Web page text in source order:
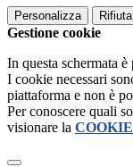
Personalizza
Gestione cookie
In questa schermata
I cookie necessari
piattaforma e non è
Per conoscere quali
visionare la